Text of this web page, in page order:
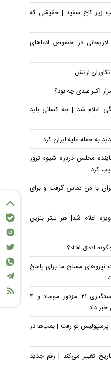
زیر کاخ سفید | حقیقتی که
لاریجانی در خصوص ادعاهای
ارتش
اکبر عبدی چه بود؟
اعلام شد | چه کسانی باید
به حمله علیه ایران کرد
مجلس درباره شیوه ترور
کرد
با من تماس گرفت و برای
اعلام شد| هر لیتر بنزین
اتفاق افتاد؟
نیرو‌های مسلح ما برای پاسخ
وزارت اطلاعات از دستگیری ۲۱ مزدور موساد و ۴
داد
جدید پرسپولیس لو رفت | بمب‌ها در
تغییر می‌کند | رقم جدید